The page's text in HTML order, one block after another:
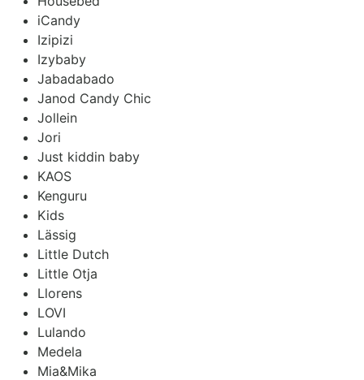
iCandy
Izipizi
Izybaby
Jabadabado
Janod Candy Chic
Jollein
Jori
Just kiddin baby
KAOS
Kenguru
Kids
Lässig
Little Dutch
Little Otja
Llorens
LOVI
Lulando
Medela
Mia&Mika